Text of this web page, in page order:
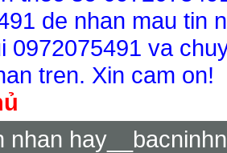
de nhan mau tin
0972075491 va
tren. Xin cam on!
nhan